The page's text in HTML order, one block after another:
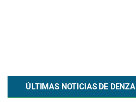
ÚLTIMAS NOTICIAS DE DENZA